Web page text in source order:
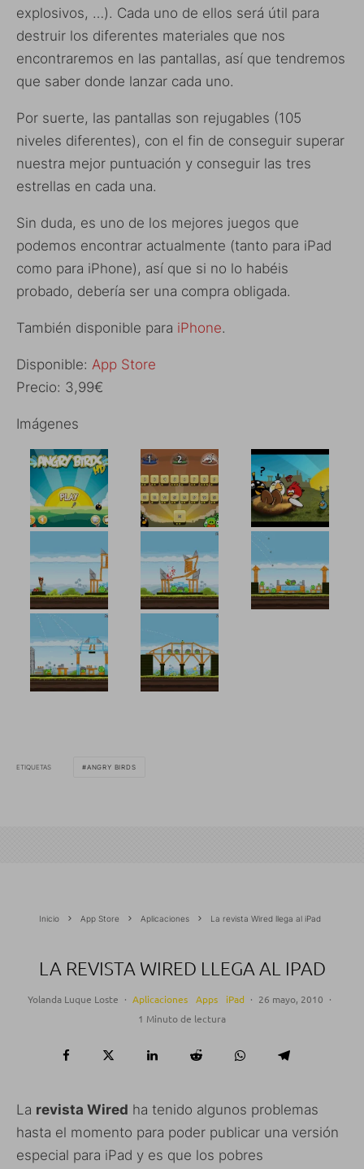
explosivos, …). Cada uno de ellos será útil para
destruir los diferentes materiales que nos
encontraremos en las pantallas, así que tendremos
que saber donde lanzar cada uno.
Por suerte, las pantallas son rejugables (105
niveles diferentes), con el fin de conseguir superar
nuestra mejor puntuación y conseguir las tres
estrellas en cada una.
Sin duda, es uno de los mejores juegos que
podemos encontrar actualmente (tanto para iPad
como para iPhone), así que si no lo habéis
probado, debería ser una compra obligada.
También disponible para iPhone.
Disponible: App Store
Precio: 3,99€
Imágenes
ETIQUETAS ANGRY BIRDS
Inicio App Store Aplicaciones La revista Wired llega al iPad
LA REVISTA WIRED LLEGA AL IPAD
Yolanda Luque Loste · Aplicaciones Apps iPad · 26 mayo, 2010 ·
1 Minuto de lectura
La revista Wired ha tenido algunos problemas
hasta el momento para poder publicar una versión
especial para iPad y es que los pobres